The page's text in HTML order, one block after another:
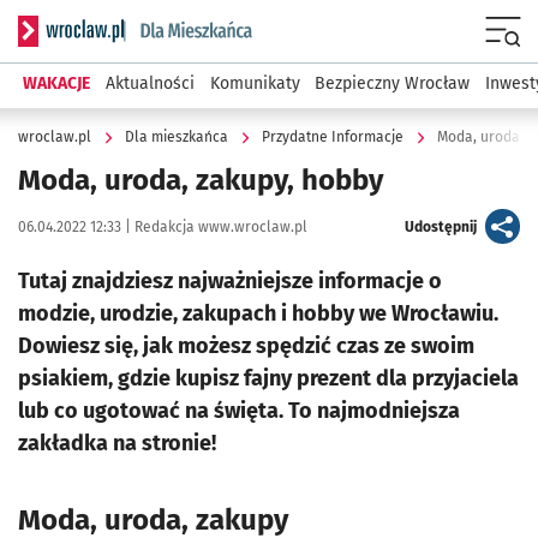
Serwis informacyjny wroclaw.pl podserwis: Dla mieszkańca
WAKACJE Aktualności Komunikaty Bezpieczny Wrocław
wroclaw.pl Dla mieszkańca Przydatne Informacje Moda, uroda,
Moda, uroda, zakupy, hobby
Data publikacji:
06.04.2022 12:33 | Autor:
Redakcja www.wroclaw.pl Udostępnijartykuł
Tutaj znajdziesz najważniejsze informacje o
modzie, urodzie, zakupach i hobby we Wrocławiu.
Dowiesz się, jak możesz spędzić czas ze swoim
psiakiem, gdzie kupisz fajny prezent dla przyjaciela
lub co ugotować na święta. To najmodniejsza
zakładka na stronie!
Moda, uroda, zakupy